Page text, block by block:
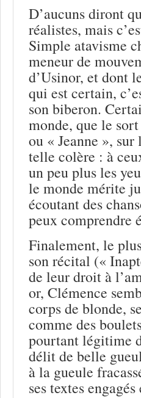
D’aucuns diront
réalistes, mais
Simple atavisme
meneur de
d’Usinor, et dont
qui est certain,
son biberon.
monde, que le
ou « Jeanne »,
telle colère : à
un peu plus les
le monde mérite
écoutant des
peux comprendre
Finalement, le
son récital («
de leur droit à
or, Clémence
corps de blonde,
comme des
pourtant légitime
délit de belle
à la gueule
ses textes